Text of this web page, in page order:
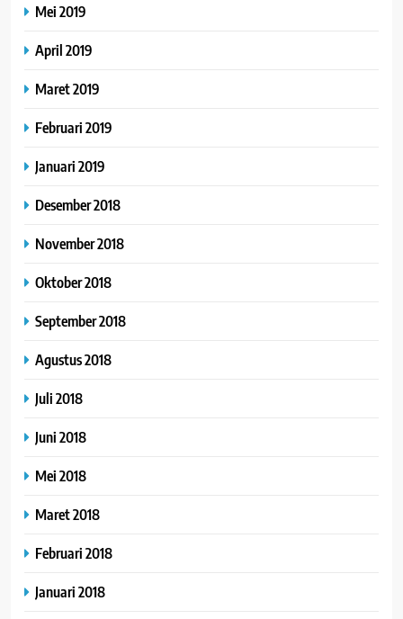
Mei 2019
April 2019
Maret 2019
Februari 2019
Januari 2019
Desember 2018
November 2018
Oktober 2018
September 2018
Agustus 2018
Juli 2018
Juni 2018
Mei 2018
Maret 2018
Februari 2018
Januari 2018